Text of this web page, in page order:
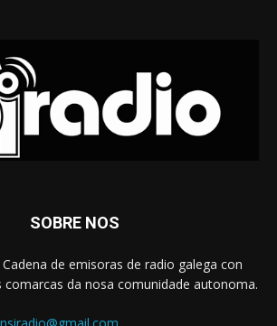
SOBRE NOS
Cadena de emisoras de radio galega con
comarcas da nosa comunidade autonoma.